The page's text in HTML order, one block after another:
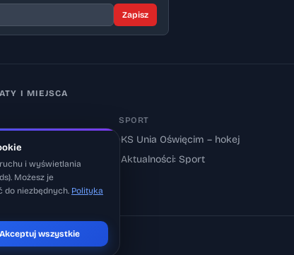
Zapisz
I MIEJSCA
SPORT
›KS Unia Oświęcim – hokej
Aktualności: Sport
i wyświetlania
Możesz je
do niezbędnych. Polityka
Akceptuj wszystkie